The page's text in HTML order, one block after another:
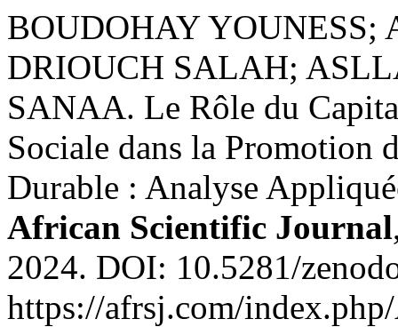
BOUDOHAY
DRIOUCH SALAH;
SANAA. Le Rôle du
Sociale dans la Promotion
Durable : Analyse
African Scientific Journal
2024. DOI: 10.5281/
https://afrsj.com/